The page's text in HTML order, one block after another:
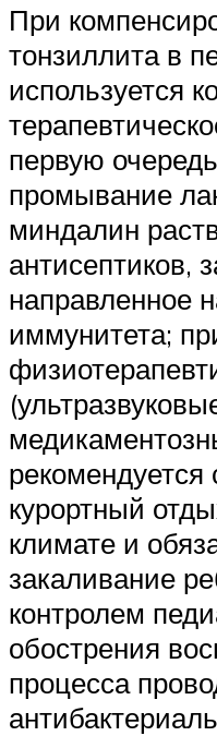
При
тонзиллита в
используется
первую
промывание
миндалин
антисептиков,
направленное
иммунитета;
рекомендуется
курортный
климате и
закаливание
контролем
обострения
процесса